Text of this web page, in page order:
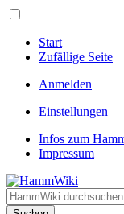
Start
Zufällige Seite
Anmelden
Einstellungen
Infos zum
Impressum